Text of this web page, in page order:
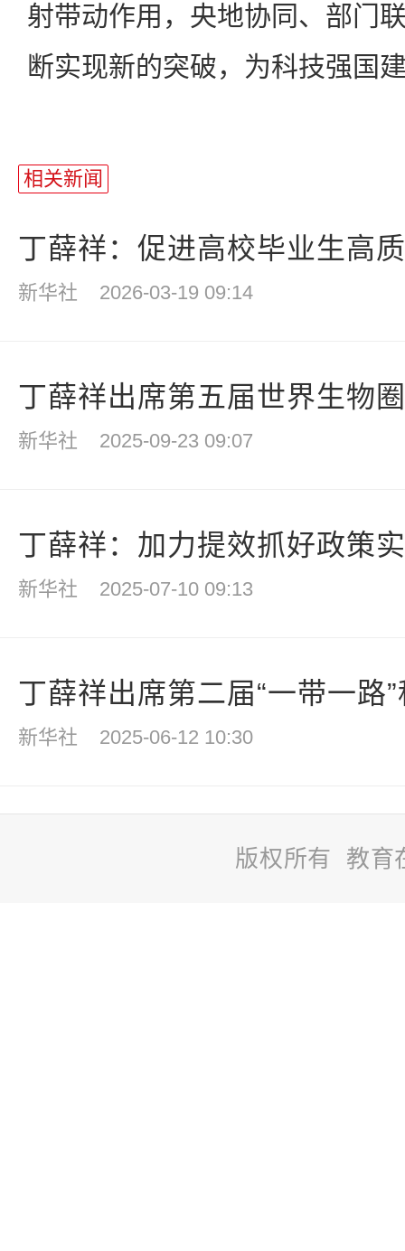
射带动作用，央地协同、部门
断实现新的突破，为科技强国
相关新闻
丁薛祥：促进高校毕业生高
新华社 2026-03-19 09:14
丁薛祥出席第五届世界生物
新华社 2025-09-23 09:07
丁薛祥：加力提效抓好政策
新华社 2025-07-10 09:13
丁薛祥出席第二届“一带一路
新华社 2025-06-12 10:30
版权所有 教育